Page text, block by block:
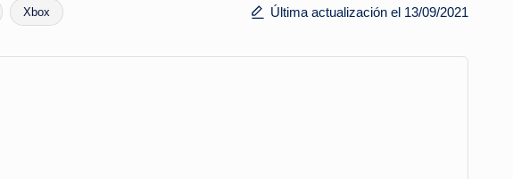
Xbox Última actualización el 13/09/2021